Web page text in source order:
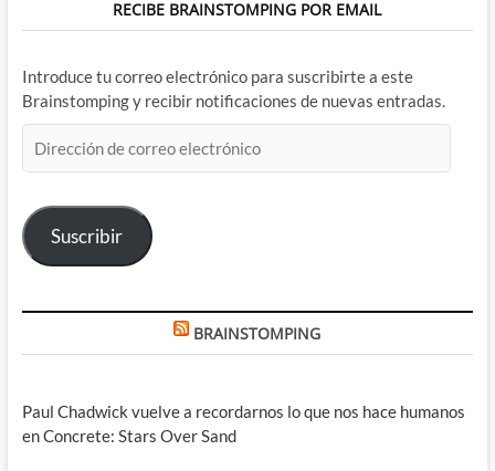
RECIBE BRAINSTOMPING POR EMAIL
Introduce tu correo electrónico para suscribirte a este
Brainstomping y recibir notificaciones de nuevas entradas.
de
electrónico
Suscribir
BRAINSTOMPING
Paul Chadwick vuelve a recordarnos lo que nos hace humanos
en Concrete: Stars Over Sand